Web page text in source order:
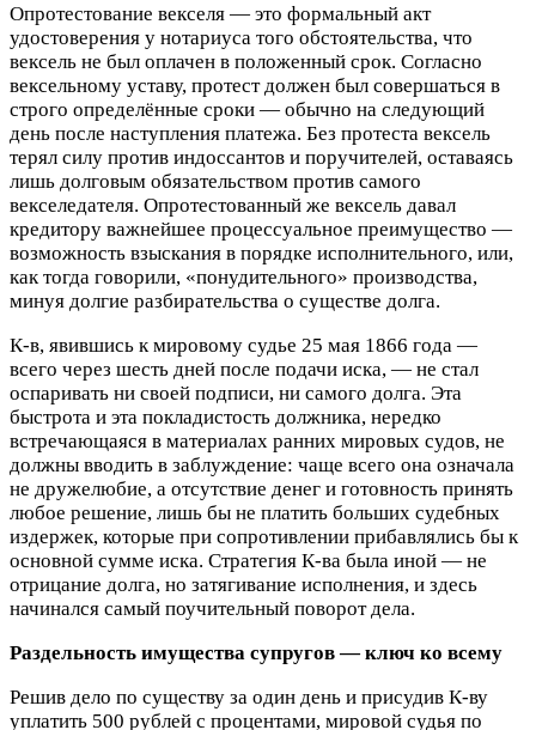
Опротестование векселя — это формальный акт
удостоверения у нотариуса того обстоятельства, что
вексель не был оплачен в положенный срок. Согласно
вексельному уставу, протест должен был совершаться в
строго определённые сроки — обычно на следующий
день после наступления платежа. Без протеста вексель
терял силу против индоссантов и поручителей, оставаясь
лишь долговым обязательством против самого
векселедателя. Опротестованный же вексель давал
кредитору важнейшее процессуальное преимущество —
возможность взыскания в порядке исполнительного, или,
как тогда говорили, «понудительного» производства,
минуя долгие разбирательства о существе долга.
К-в, явившись к мировому судье 25 мая 1866 года —
всего через шесть дней после подачи иска, — не стал
оспаривать ни своей подписи, ни самого долга. Эта
быстрота и эта покладистость должника, нередко
встречающаяся в материалах ранних мировых судов, не
должны вводить в заблуждение: чаще всего она означала
не дружелюбие, а отсутствие денег и готовность принять
любое решение, лишь бы не платить больших судебных
издержек, которые при сопротивлении прибавлялись бы к
основной сумме иска. Стратегия К-ва была иной — не
отрицание долга, но затягивание исполнения, и здесь
начинался самый поучительный поворот дела.
Раздельность имущества супругов — ключ ко всему
Решив дело по существу за один день и присудив К-ву
уплатить 500 рублей с процентами, мировой судья по